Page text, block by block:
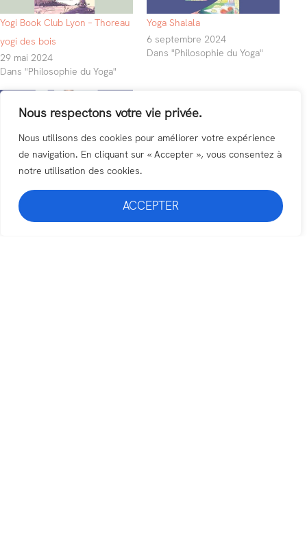
Nous respectons votre vie privée.
Nous utilisons des cookies pour améliorer votre expérience
de navigation. En cliquant sur « Accepter », vous consentez à
notre utilisation des cookies.
ACCEPTER
Yogi Book Club Lyon – Thoreau
yogi des bois
29 mai 2024
Dans "Philosophie du Yoga"
Yoga Shalala
6 septembre 2024
Dans "Philosophie du Yoga"
Yoga et Transformation
29 avril 2023
Dans "Philosophie du Yoga"